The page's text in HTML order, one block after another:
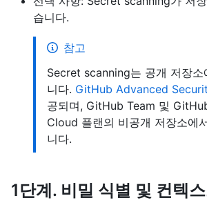
습니다.
참고
Secret scanning는 공개 저장소
니다. GitHub Advanced
공되며, GitHub Team 및
Cloud 플랜의 비공개 저장소에
니다.
1단계. 비밀 식별 및 컨텍